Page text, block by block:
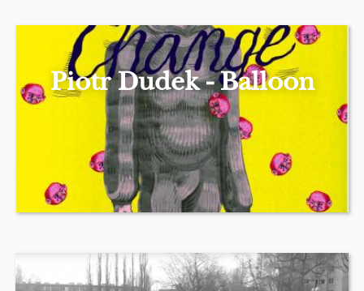
Piotr Dudek - Balloon